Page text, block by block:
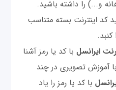
و...) را داشته باشید.
کد اینترنت بسته متناسب
ایرانسل با کد یا رمز آشنا
آموزش تصویری در چند
با کد یا رمز را یاد